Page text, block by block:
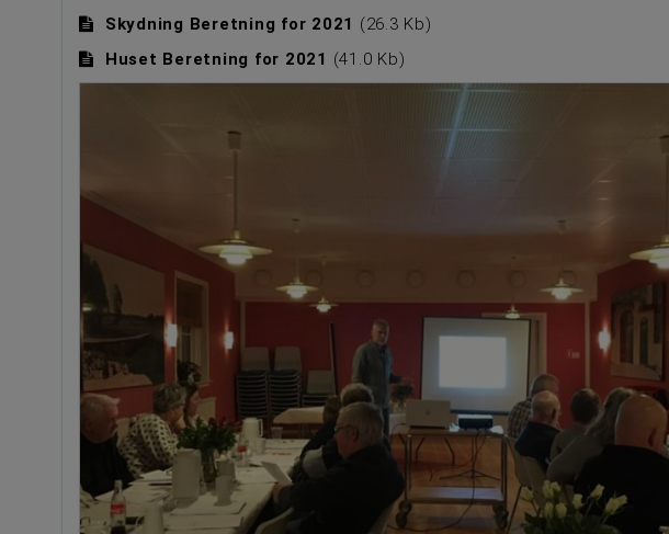
Skydning Beretning for 2021 (26.3 Kb)
Huset Beretning for 2021 (41.0 Kb)